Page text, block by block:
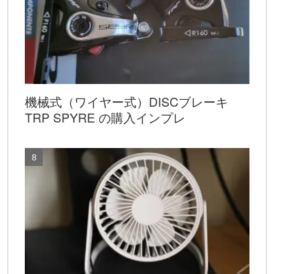
機械式（ワイヤー式）DISCブレーキ
TRP SPYRE の購入インプレ